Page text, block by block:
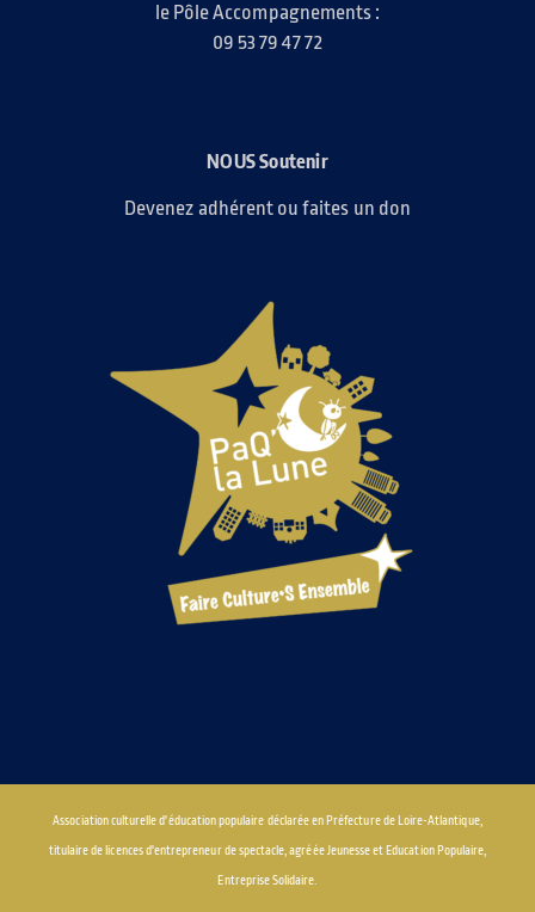
le Pôle Accompagnements :
09 53 79 47 72
NOUS Soutenir
Devenez adhérent ou faites un don
Association culturelle d'éducation populaire déclarée en Préfecture de Loire-Atlantique,
titulaire de licences d'entrepreneur de spectacle, agréée Jeunesse et Education Populaire,
Entreprise Solidaire.